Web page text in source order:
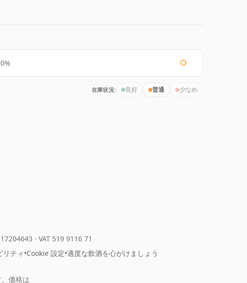
在庫状況: 良好 普通 少なめ
· VAT 519 9116 71
リティ •Cookie 設定•適度な飲酒を心がけましょう
価格は